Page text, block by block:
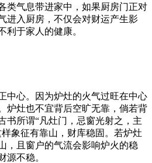
类气息带进家中，如果厨房门正对
进入厨房，不仅会对财运产生影
利于家人的健康。
中心。因为炉灶的火气过旺在中心
炉灶也不宜背后空旷无靠，倘若背
书所谓“凡灶门，忌窗光射之，主
象征有靠山，财库稳固。若炉灶
，且窗户的气流会影响炉火的稳
源不稳。